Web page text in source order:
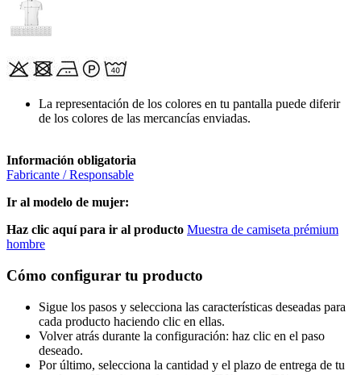
La representación de los colores en tu pantalla puede diferir
de los colores de las mercancías enviadas.
Información obligatoria
Fabricante / Responsable
Ir al modelo de mujer:
Haz clic aquí para ir al producto Muestra de camiseta prémium
hombre
Cómo configurar tu producto
Sigue los pasos y selecciona las características deseadas para
cada producto haciendo clic en ellas.
Volver atrás durante la configuración: haz clic en el paso
deseado.
Por último, selecciona la cantidad y el plazo de entrega de tu